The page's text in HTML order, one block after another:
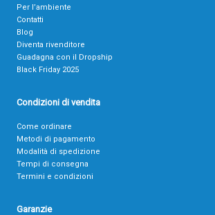
Per l’ambiente
Contatti
Blog
Diventa rivenditore
Guadagna con il Dropship
Black Friday 2025
Condizioni di vendita
Come ordinare
Metodi di pagamento
Modalità di spedizione
Tempi di consegna
Termini e condizioni
Garanzie